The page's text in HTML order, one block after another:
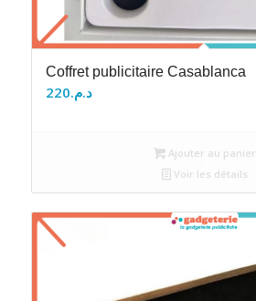
Coffret publicitaire Casablanca
د.م.220
Ajouter au panier
Voir les détails